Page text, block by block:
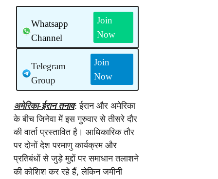
Whatsapp
Channel
Join
Now
Telegram
Group
Join
Now
अमेरिका-ईरान तनाव: ईरान और अमेरिका
के बीच जिनेवा में इस गुरुवार से तीसरे दौर
की वार्ता प्रस्तावित है। आधिकारिक तौर
पर दोनों देश परमाणु कार्यक्रम और
प्रतिबंधों से जुड़े मुद्दों पर समाधान तलाशने
की कोशिश कर रहे हैं, लेकिन जमीनी